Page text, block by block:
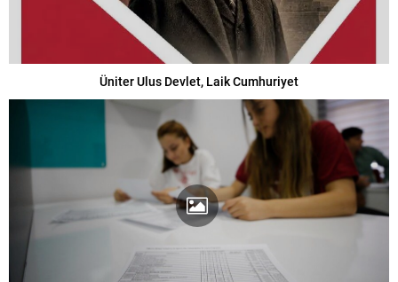
Üniter Ulus Devlet, Laik Cumhuriyet